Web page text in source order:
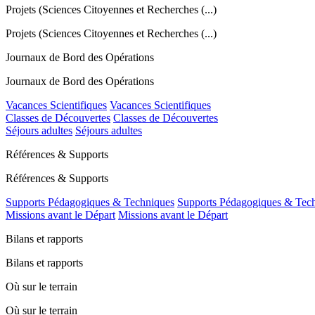
Projets (Sciences Citoyennes et Recherches (...)
Projets (Sciences Citoyennes et Recherches (...)
Journaux de Bord des Opérations
Journaux de Bord des Opérations
Vacances Scientifiques Vacances Scientifiques
Classes de Découvertes Classes de Découvertes
Séjours adultes Séjours adultes
Références & Supports
Références & Supports
Supports Pédagogiques & Techniques Supports Pédagogiques &
Missions avant le Départ Missions avant le Départ
Bilans et rapports
Bilans et rapports
Où sur le terrain
Où sur le terrain